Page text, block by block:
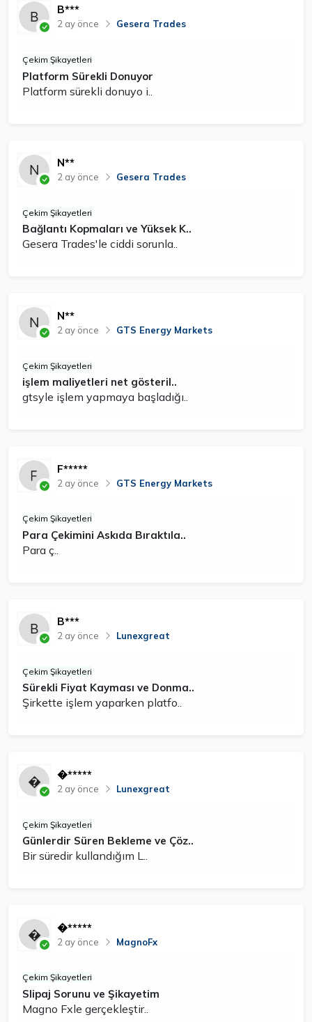
B***
2 ay önce Gesera Trades
Çekim Şikayetleri
Platform Sürekli Donuyor
Platform sürekli donuyo i..
N**
2 ay önce Gesera Trades
Çekim Şikayetleri
Bağlantı Kopmaları ve Yüksek K..
Gesera Trades'le ciddi sorunla..
N**
2 ay önce GTS Energy Markets
Çekim Şikayetleri
işlem maliyetleri net gösteril..
gtsyle işlem yapmaya başladığı..
F*****
2 ay önce GTS Energy Markets
Çekim Şikayetleri
Para Çekimini Askıda Bıraktıla..
Para ç..
B***
2 ay önce Lunexgreat
Çekim Şikayetleri
Sürekli Fiyat Kayması ve Donma..
Şirkette işlem yaparken platfo..
�*****
2 ay önce Lunexgreat
Çekim Şikayetleri
Günlerdir Süren Bekleme ve Çöz..
Bir süredir kullandığım L..
�*****
2 ay önce MagnoFx
Çekim Şikayetleri
Slipaj Sorunu ve Şikayetim
Magno Fxle gerçekleştir..